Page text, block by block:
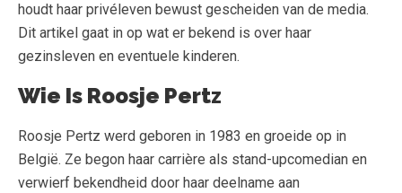
houdt haar privéleven bewust gescheiden van de media.
Dit artikel gaat in op wat er bekend is over haar
gezinsleven en eventuele kinderen.
Wie Is Roosje Pertz
Roosje Pertz werd geboren in 1983 en groeide op in
België. Ze begon haar carrière als stand-upcomedian en
verwierf bekendheid door haar deelname aan